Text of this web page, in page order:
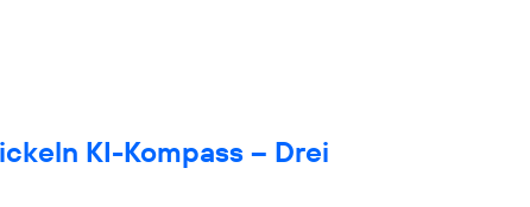
KI-Kompass – Drei